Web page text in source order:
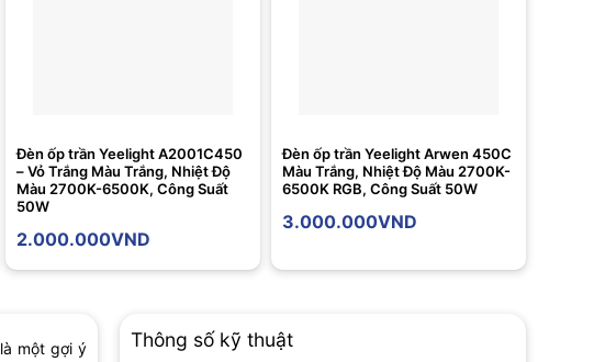
Đèn ốp trần Yeelight A2001C450
– Vỏ Trắng Màu Trắng, Nhiệt Độ
Màu 2700K-6500K, Công Suất
50W
2.000.000VND
Đèn ốp trần Yeelight Arwen 450C
Màu Trắng, Nhiệt Độ Màu 2700K-
6500K RGB, Công Suất 50W
3.000.000VND
là một gợi ý
Thông số kỹ thuật